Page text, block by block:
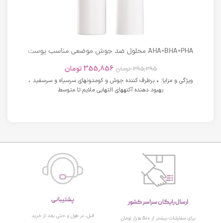
AHA+BHA+PHA محلول ضد جوش موضعی مناسب پوست
395,395 تومان 355,856 تومان
ویژگی و مزایا: • برطرف کننده جوش و کومدونهای سرسیاه و سرسفید •
بهبود دهنده آکنههای التهابی ملایم تا متوسط
ارسال رایگان سراسر کشور
برای سفارشات بیشتر از 500 هزار تومان
پشتیبانی
قبل، در طول و حتی بعد از خرید